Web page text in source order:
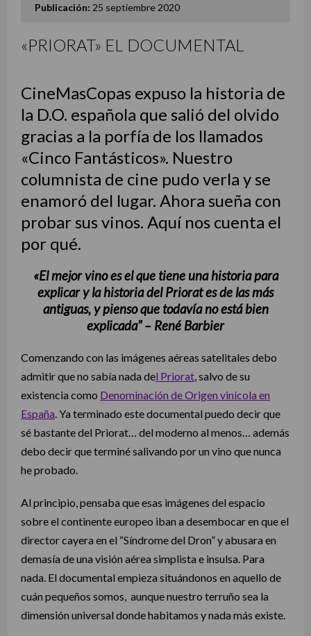
Publicación: 25 septiembre 2020
«PRIORAT» EL DOCUMENTAL
CineMasCopas expuso la historia de
la D.O. española que salió del olvido
gracias a la porfía de los llamados
«Cinco Fantásticos». Nuestro
columnista de cine pudo verla y se
enamoró del lugar. Ahora sueña con
probar sus vinos. Aquí nos cuenta el
por qué.
«El mejor vino es el que tiene una historia para
explicar y la historia del Priorat es de las más
antiguas, y pienso que todavía no está bien
explicada” – René Barbier
Comenzando con las imágenes aéreas satelitales debo
admitir que no sabía nada del Priorat, salvo de su
existencia como Denominación de Origen vinícola en
España. Ya terminado este documental puedo decir que
sé bastante del Priorat… del moderno al menos… además
debo decir que terminé salivando por un vino que nunca
he probado.
Al principio, pensaba que esas imágenes del espacio
sobre el continente europeo iban a desembocar en que el
director cayera en el “Síndrome del Dron” y abusara en
demasía de una visión aérea simplista e insulsa. Para
nada. El documental empieza situándonos en aquello de
cuán pequeños somos, aunque nuestro terruño sea la
dimensión universal donde habitamos y nada más existe.